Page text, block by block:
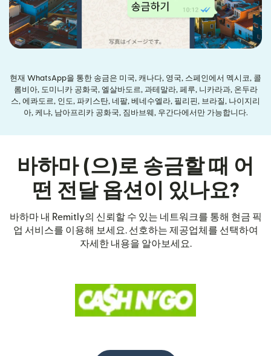
현재 WhatsApp을 통한 송금은 미국, 캐나다, 영국, 스페인에서 멕시코, 콜
롬비아, 도미니카 공화국, 엘살바도르, 과테말라, 페루, 니카라과, 온두라
스, 에콰도르, 인도, 파키스탄, 네팔, 베네수엘라, 필리핀, 브라질, 나이지리
아, 케냐, 남아프리카 공화국, 짐바브웨, 우간다에서만 가능합니다.
바하마 (으)로 송금할 때 어
떤 전달 옵션이 있나요?
바하마 내 Remitly의 신뢰할 수 있는 네트워크를 통해 현금 픽
업 서비스를 이용해 보세요. 선호하는 제공업체를 선택하여
자세한 내용을 알아보세요.